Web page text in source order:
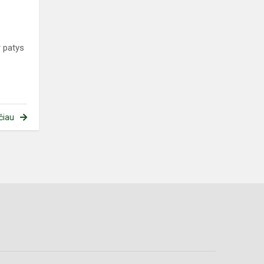
patys